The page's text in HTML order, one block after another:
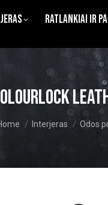
Ratlankiai ir
are here:Interjeras Odos